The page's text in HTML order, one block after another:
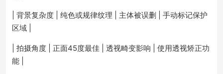
| 背景复杂度 | 纯色或规律纹理 | 主体被误删 | 手动标记保护
区域 |
| 拍摄角度 | 正面45度最佳 | 透视畸变影响 | 使用透视矫正功
能 |